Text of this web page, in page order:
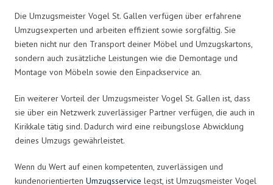
Die Umzugsmeister Vogel St. Gallen verfügen über erfahrene
Umzugsexperten und arbeiten effizient sowie sorgfältig. Sie
bieten nicht nur den Transport deiner Möbel und Umzugskartons,
sondern auch zusätzliche Leistungen wie die Demontage und
Montage von Möbeln sowie den Einpackservice an.
Ein weiterer Vorteil der Umzugsmeister Vogel St. Gallen ist, dass
sie über ein Netzwerk zuverlässiger Partner verfügen, die auch in
Kirikkale tätig sind. Dadurch wird eine reibungslose Abwicklung
deines Umzugs gewährleistet.
Wenn du Wert auf einen kompetenten, zuverlässigen und
kundenorientierten Umzugsservice legst, ist Umzugsmeister Vogel